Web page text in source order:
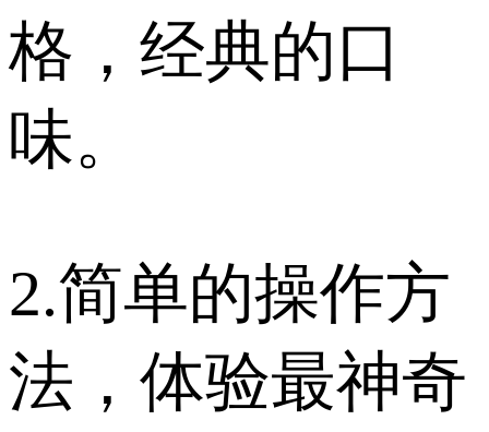
格，经典的口
味。
2.简单的操作方
法，体验最神奇